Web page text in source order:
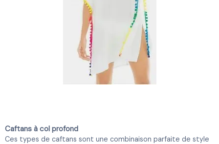
Caftans à col profond
Ces types de caftans sont une combinaison parfaite de style